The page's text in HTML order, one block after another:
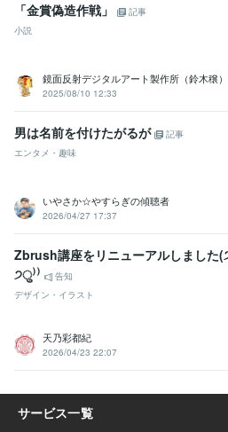
「金賞偽造作戦」
記事
小説
鏡面反射デジタルアート製作所（鈴木穣）
2025/08/10 12:33
男は名前を付けたがるが
記事
エンタメ・趣味
いやさか☆やすらぎの傾聴者
2026/04/27 17:37
Zbrush講座をリニューアルしまし
੭ु⁾⁾
告知
デザイン・イラスト
天乃彩都紀
2026/04/23 22:07